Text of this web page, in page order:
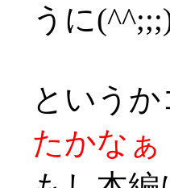
うに
というか
たかなぁ